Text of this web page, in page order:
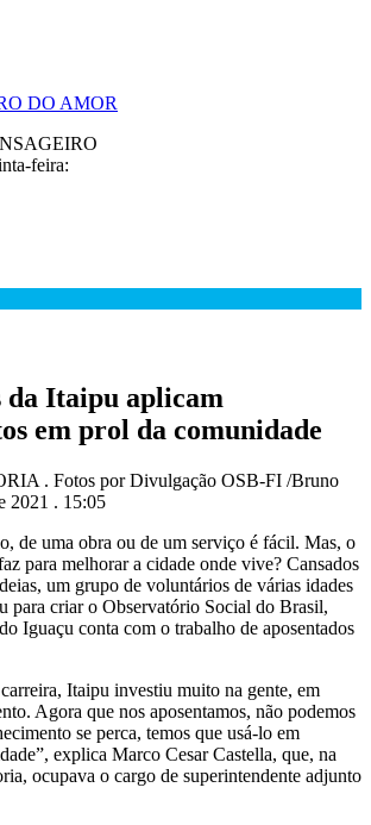
DO AMOR
feira:
da Itaipu aplicam
em prol da comunidade
. Fotos por Divulgação OSB-FI /Bruno
2021 . 15:05
de uma obra ou de um serviço é fácil. Mas, o
para melhorar a cidade onde vive? Cansados
um grupo de voluntários de várias idades
para criar o Observatório Social do Brasil,
Iguaçu conta com o trabalho de aposentados
Itaipu investiu muito na gente, em
Agora que nos aposentamos, não podemos
se perca, temos que usá-lo em
explica Marco Cesar Castella, que, na
ocupava o cargo de superintendente adjunto